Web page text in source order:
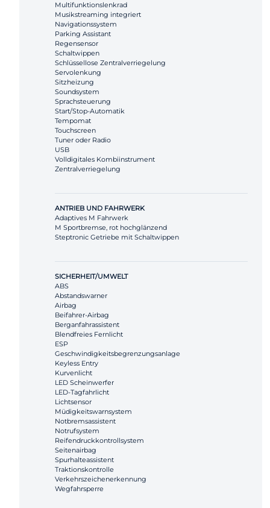
Multifunktionslenkrad
Musikstreaming integriert
Navigationssystem
Parking Assistant
Regensensor
Schaltwippen
Schlüssellose Zentralverriegelung
Servolenkung
Sitzheizung
Soundsystem
Sprachsteuerung
Start/Stop-Automatik
Tempomat
Touchscreen
Tuner oder Radio
USB
Volldigitales Kombiinstrument
Zentralverriegelung
ANTRIEB UND FAHRWERK
Adaptives M Fahrwerk
M Sportbremse, rot hochglänzend
Steptronic Getriebe mit Schaltwippen
SICHERHEIT/UMWELT
ABS
Abstandswarner
Airbag
Beifahrer-Airbag
Berganfahrassistent
Blendfreies Fernlicht
ESP
Geschwindigkeitsbegrenzungsanlage
Keyless Entry
Kurvenlicht
LED Scheinwerfer
LED-Tagfahrlicht
Lichtsensor
Müdigkeitswarnsystem
Notbremsassistent
Notrufsystem
Reifendruckkontrollsystem
Seitenairbag
Spurhalteassistent
Traktionskontrolle
Verkehrszeichenerkennung
Wegfahrsperre